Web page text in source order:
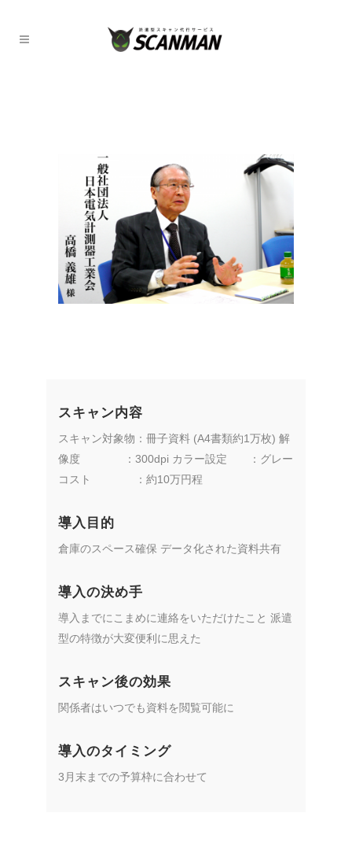
スキャン内容
スキャン対象物：冊子資料 (A4書類約1万枚) 解
像度 ：300dpi カラー設定 ：グレー
コスト ：約10万円程
導入目的
倉庫のスペース確保 データ化された資料共有
導入の決め手
導入までにこまめに連絡をいただけたこと 派遣
型の特徴が大変便利に思えた
スキャン後の効果
関係者はいつでも資料を閲覧可能に
導入のタイミング
3月末までの予算枠に合わせて